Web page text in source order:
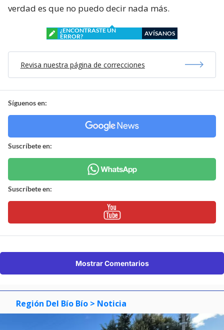
verdad es que no puedo decir nada más.
¿ENCONTRASTE UN
ERROR?
AVÍSANOS
Revisa nuestra página de correcciones
Síguenos en:
Suscríbete en:
Suscríbete en:
Mostrar Comentarios
Región Del Bío Bío > Noticia